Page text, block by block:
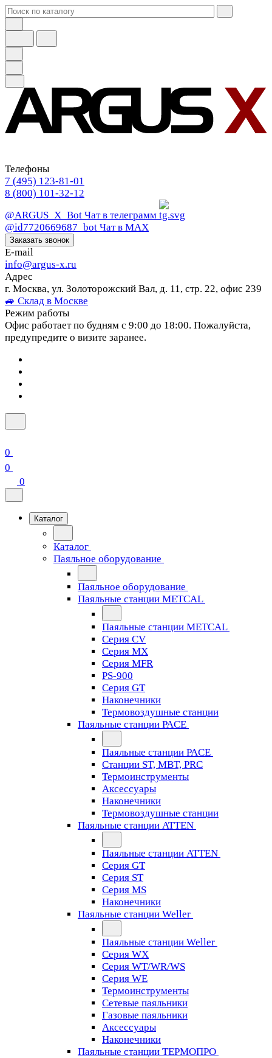
Телефоны
7 (495) 123-81-01
8 (800) 101-32-12
@ARGUS_X_Bot Чат в телеграмм
@id7720669687_bot Чат в МАХ
Заказать звонок
E-mail
info@argus-x.ru
Адрес
г. Москва, ул. Золоторожский Вал, д. 11, стр. 22, офис 239
🚙 Склад в Москве
Режим работы
Офис работает по будням с 9:00 до 18:00. Пожалуйста,
предупредите о визите заранее.
0
0
0
Каталог
Каталог
Паяльное оборудование
Паяльное оборудование
Паяльные станции METCAL
Паяльные станции METCAL
Серия CV
Серия MX
Серия MFR
PS-900
Серия GT
Наконечники
Термовоздушные станции
Паяльные станции PACE
Паяльные станции PACE
Станции ST, MBT, PRC
Термоинструменты
Аксессуары
Наконечники
Термовоздушные станции
Паяльные станции ATTEN
Паяльные станции ATTEN
Серия GT
Серия ST
Серия MS
Наконечники
Паяльные станции Weller
Паяльные станции Weller
Серия WX
Серия WT/WR/WS
Серия WE
Термоинструменты
Сетевые паяльники
Газовые паяльники
Аксессуары
Наконечники
Паяльные станции ТЕРМОПРО